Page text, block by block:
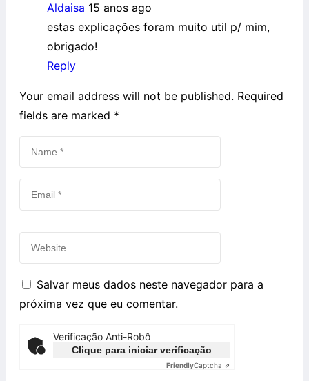
Aldaisa 15 anos ago
estas explicações foram muito util p/ mim,
obrigado!
Reply
Your email address will not be published. Required
fields are marked *
Salvar meus dados neste navegador para a
próxima vez que eu comentar.
Verificação Anti-Robô
Clique para iniciar verificação
FriendlyCaptcha ⇗